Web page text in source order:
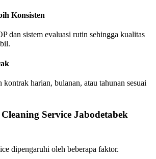
Konsisten
dan sistem evaluasi rutin sehingga kualitas
harian, bulanan, atau tahunan sesuai
Service Jabodetabek
dipengaruhi oleh beberapa faktor.